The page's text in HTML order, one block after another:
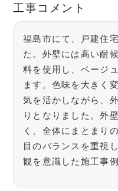
工事コメント
福島市にて、戸建住
た。外壁には高い耐
料を使用し、ベージ
ます。色味を大きく
気を活かしながら、
りとなりました。外
く、全体にまとまり
目のバランスを重視
観を意識した施工事例